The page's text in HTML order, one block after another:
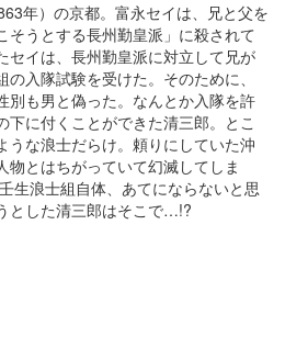
年）の京都。富永セイは、兄と父を
そうとする長州勤皇派」に殺されて
セイは、長州勤皇派に対立して兄が
入隊試験を受けた。そのために、
別も男と偽った。なんとか入隊を許
下に付くことができた清三郎。とこ
うな浪士だらけ。頼りにしていた沖
物とはちがっていて幻滅してしま
生浪士組自体、あてにならないと思
とした清三郎はそこで…!?